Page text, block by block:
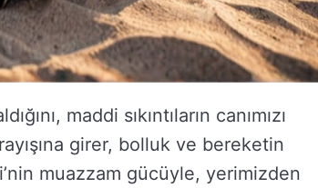
maddi sıkıntıların canımızı
girer, bolluk ve bereketin
muazzam gücüyle, yerimizden